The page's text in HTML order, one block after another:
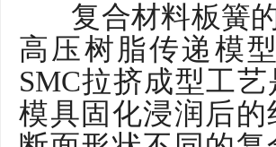
复合材料板簧的
高压树脂传递模
SMC拉挤成型工
模具固化浸润后